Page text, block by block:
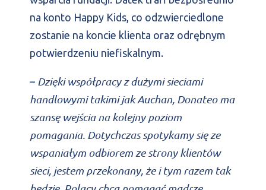
na konto Happy Kids, co odzwierciedlone
zostanie na koncie klienta oraz odrębnym
potwierdzeniu niefiskalnym.
– Dzięki współpracy z dużymi sieciami
handlowymi takimi jak Auchan, Donateo ma
szansę wejścia na kolejny poziom
pomagania. Dotychczas spotykamy się ze
wspaniałym odbiorem ze strony klientów
sieci, jestem przekonany, że i tym razem tak